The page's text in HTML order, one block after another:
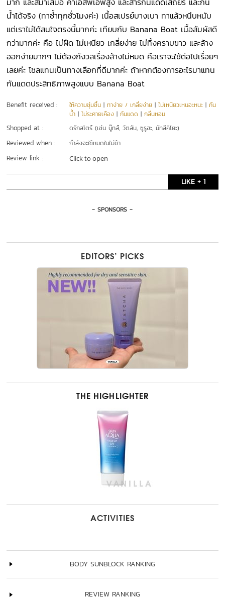
น้ำได้จริง (ทาซ้ำทุกชั่วโมงค่ะ) เนื้อสเปรย์บางเบา ทาแล้วหนึบหนับ
แต่เราไม่ได้สนใจตรงนี้มากค่ะ เทียบกับ Banana Boat เนื้อสัมผัสดี
กว่ามากค่ะ คือ ไม่ฝืด ไม่เหนียว เกลี่ยง่าย ไม่ทิ้งคราบขาว และล้าง
ออกง่ายมากๆ ไม่ต้องกังวลเรื่องล้างไม่หมด คือเราจะใช้ต่อไปเรื่อยๆ
เลยค่ะ โซลแทนเป็นทางเลือกที่ดีมากค่ะ ถ้าหากต้องการอะไรมาแทน
กันแดดประสิทธิภาพสูงแบบ Banana Boat
Benefit received : ให้ความชุ่มชื้น |ทาง่าย / เกลี่ยง่าย |ไม่เหนียวเหนอะหนะ |กัน
น้ำ |ไม่ระคายเคือง |กันแดด |กลิ่นหอม
Shopped at : ดรักสโตร์ (เช่น บู๊ทส์, วัตสัน, ซูรูฮะ, มัทสึคิโยะ)
Reviewed when : กำลังจะใช้หมดในไม่ช้า
Review link : Click to open
LIKE + 1
- SPONSORS -
EDITORS’ PICKS
THE HIGHLIGHTER
ACTIVITIES
BODY SUNBLOCK RANKING
REVIEW RANKING